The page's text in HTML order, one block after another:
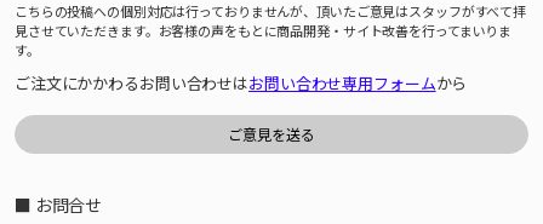
こちらの投稿への個別対応は行っておりませんが、頂いたご意見はスタッフがすべて拝
見させていただきます。お客様の声をもとに商品開発・サイト改善を行ってまいりま
す。
ご注文にかかわるお問い合わせはお問い合わせ専用フォームから
■ お問合せ